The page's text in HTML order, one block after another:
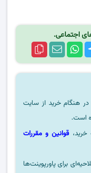
اجتماعی.
در شرایط فعلی، استفاده از V.P.N در هنگام خرید از سایت
است.
خرید،قوانین و مقررات
برای پاورپوینت‌ها